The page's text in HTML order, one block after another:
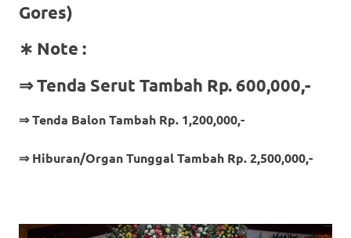
Gores)
∗ Note :
⇒ Tenda Serut Tambah Rp. 600,000,-
⇒ Tenda Balon Tambah Rp. 1,200,000,-
⇒ Hiburan/Organ Tunggal Tambah Rp. 2,500,000,-